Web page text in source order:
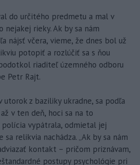
do určitého predmetu a mal v
nejakej rieky. Ak by sa nám
nájsť včera, vieme, že dnes bol už
potopiť a rozlúčiť sa s ňou
riaditeľ územného odboru
Petr Rajt.
utorok z baziliky ukradne, sa podľa
v ten deň, hoci sa na to
polícia vypátrala, odmietal jej
relikvia nachádza. „Ak by sa nám
kontakt – pričom priznávam,
postupy psychológie pri